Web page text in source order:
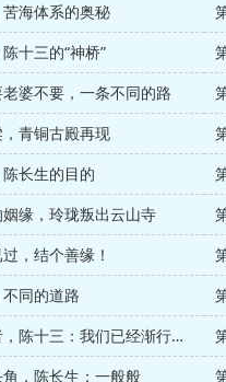
海体系的奥秘
十三的“神桥”
婆不要，一条不同的路
青铜古殿再现
长生的目的
缘，玲珑叛出云山寺
，结个善缘！
同的道路
第232章 垂钓的老者，陈十三：我们已经渐行渐远
，陈长生：一般般